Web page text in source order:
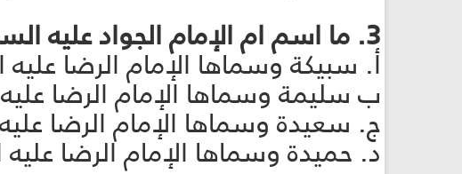
3. ما اسم ام الإمام الجواد عليه السلام؟
أ. سبيكة وسماها الإمام الرضا عليه
ب سليمة وسماها الإمام الرضا
ج. سعيدة وسماها الإمام الرضا
د. حميدة وسماها الإمام الرضا عليه